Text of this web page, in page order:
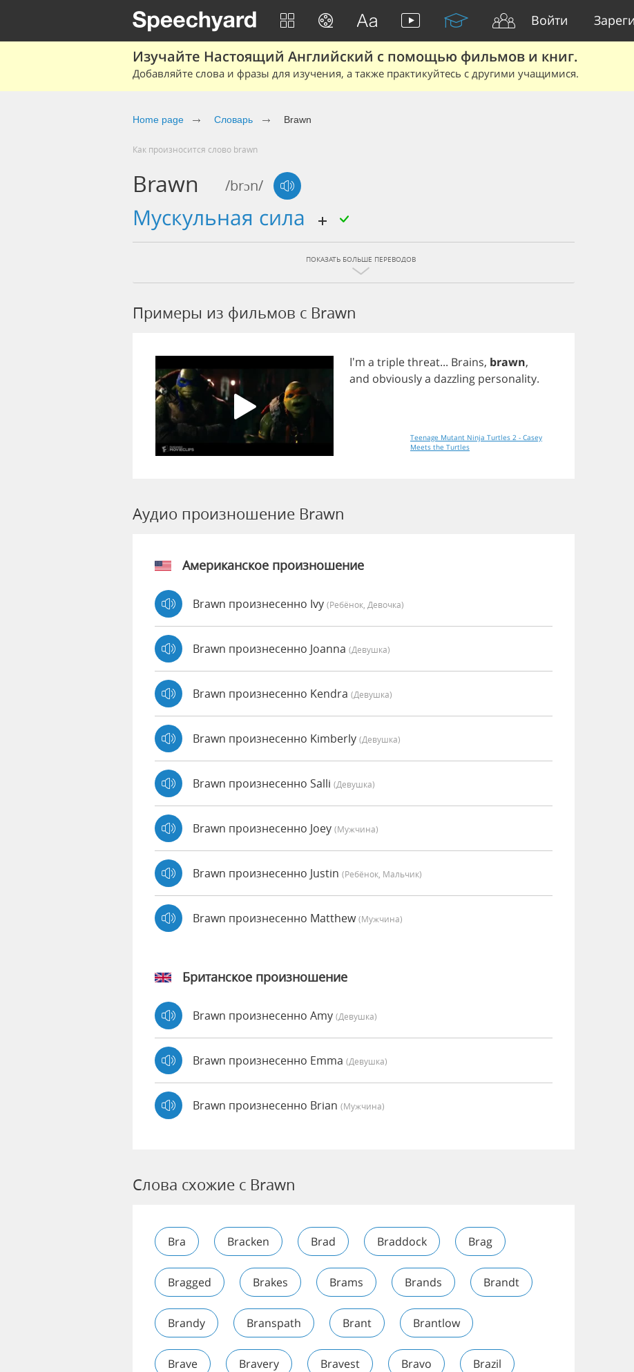
Войти
Изучайте Настоящий Английский с помощью фильмов и книг.
Добавляйте слова и фразы для изучения, а также практикуйтесь с другими учащимися.
Home page Словарь Brawn
Как произносится слово brawn
Brawn /brɔn/
мускульная сила
ПОКАЗАТЬ БОЛЬШЕ ПЕРЕВОДОВ
Примеры из фильмов c Brawn
I'm a triplethreat... Brains, brawn,
and obviouslya dazzling personality.
Teenage Mutant Ninja Turtles 2 - Casey
Meets the Turtles
Аудио произношение Brawn
Американское произношение
Brawn произнесенно Ivy (Ребёнок, Девочка)
Brawn произнесенно Joanna (девушка)
Brawn произнесенно Kendra (девушка)
Brawn произнесенно Kimberly (девушка)
Brawn произнесенно Salli (девушка)
Brawn произнесенно Joey (мужчина)
Brawn произнесенно Justin (Ребёнок, Мальчик)
Brawn произнесенно Matthew(мужчина)
Британское произношение
Brawn произнесенно Amy (девушка)
Brawn произнесенно Emma (девушка)
Brawn произнесенно Brian (мужчина)
Слова схожие с Brawn
Bra Bracken Brad Braddock Brag
Bragged Brakes Brams Brands Brandt
Brandy Branspath Brant Brantlow
Brave Bravery Bravest Bravo Brazil